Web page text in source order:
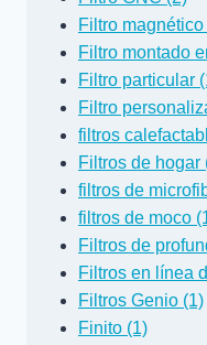
Filtro magnético
Filtro montado
Filtro particular
Filtro
filtros
Filtros de hogar
filtros de
filtros de moco
Filtros de
Filtros en línea
Filtros Genio (1)
Finito (1)